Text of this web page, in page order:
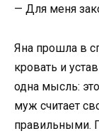
— Для меня
Яна прошла в
кровать и
одна мысль:
муж считает
правильными.